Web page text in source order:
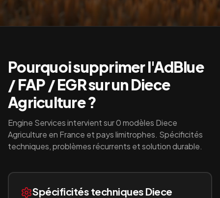
Pourquoi supprimer l'AdBlue
/ FAP / EGR sur unDiece
Agriculture?
Engine Services intervient sur0modèles Diece
Agriculture en France et pays limitrophes. Spécificités
techniques, problèmes récurrents et solution durable.
Spécificités techniques Diece